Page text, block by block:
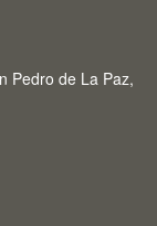
Pedro de La Paz,